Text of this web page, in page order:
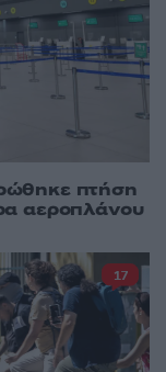
πτήση
αεροπλάνου
17